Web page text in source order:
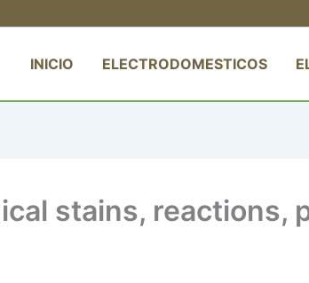
INICIO ELECTRODOMESTICOS
stains, reactions,